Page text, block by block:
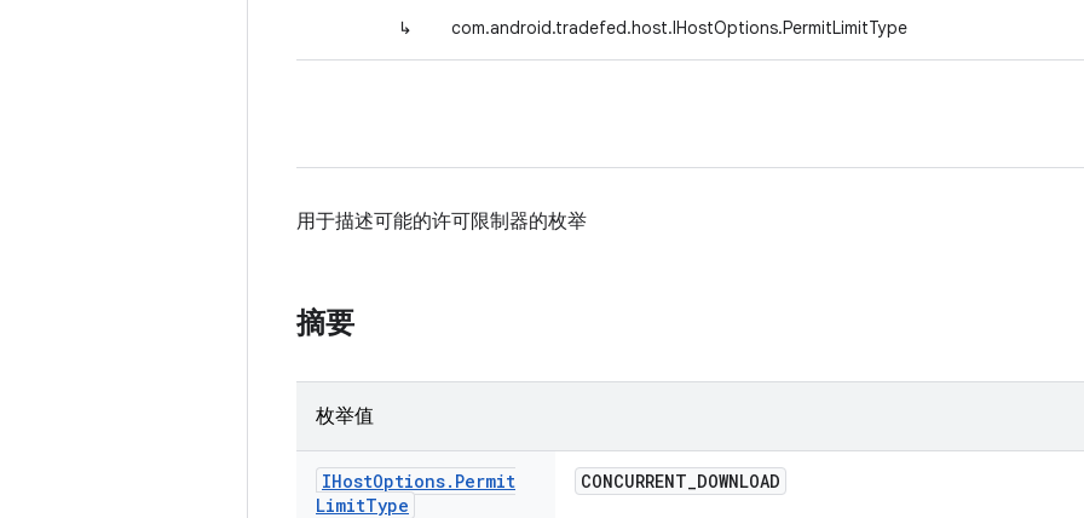
↳ com.android.tradefed.host.IHostOptions.PermitLimitType
用于描述可能的许可限制器的枚举
摘要
枚举值
IHostOptions. Permit
LimitType
CONCURRENT_DOWNLOAD